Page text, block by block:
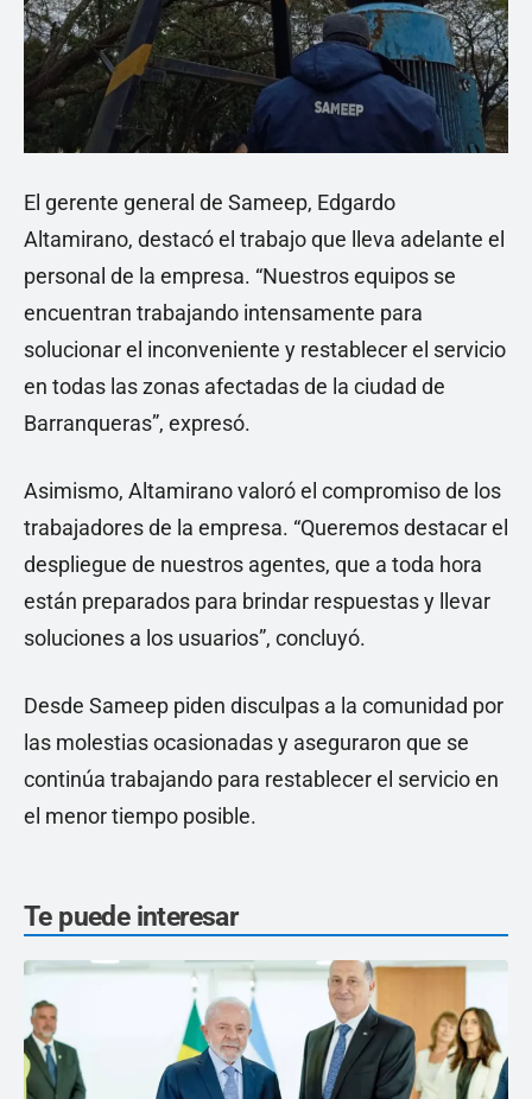
El gerente general de Sameep, Edgardo
Altamirano, destacó el trabajo que lleva adelante el
personal de la empresa. “Nuestros equipos se
encuentran trabajando intensamente para
solucionar el inconveniente y restablecer el servicio
en todas las zonas afectadas de la ciudad de
Barranqueras”, expresó.
Asimismo, Altamirano valoró el compromiso de los
trabajadores de la empresa. “Queremos destacar el
despliegue de nuestros agentes, que a toda hora
están preparados para brindar respuestas y llevar
soluciones a los usuarios”, concluyó.
Desde Sameep piden disculpas a la comunidad por
las molestias ocasionadas y aseguraron que se
continúa trabajando para restablecer el servicio en
el menor tiempo posible.
Te puede interesar